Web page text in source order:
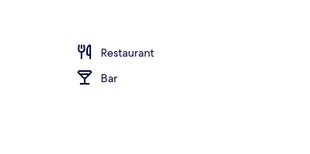
Restaurant
Bar